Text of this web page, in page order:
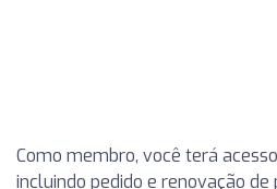
Como membro, você terá
incluindo pedido e renovação